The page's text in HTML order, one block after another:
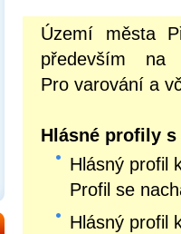
Území města
především
Pro varování a
Hlásné profily
Hlásný profil
Profil se
Hlásný profil